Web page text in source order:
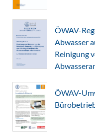
ÖWAV-
Abwasser
Reinigung
ÖWAV-